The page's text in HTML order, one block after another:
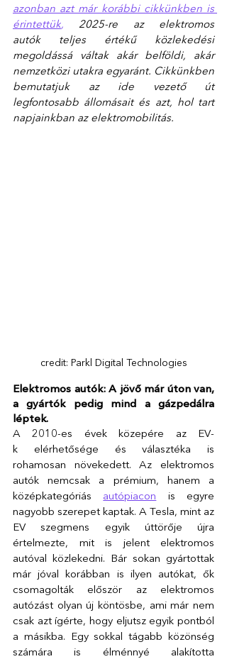
azonban azt már korábbi cikkünkben is
érintettük, 2025-re az elektromos
autók teljes értékű közlekedési
megoldássá váltak akár belföldi, akár
nemzetközi utakra egyaránt. Cikkünkben
bemutatjuk az ide vezető út
legfontosabb állomásait és azt, hol tart
napjainkban az elektromobilitás.
credit: Parkl Digital Technologies
Elektromos autók: A jövő már úton van,
a gyártók pedig mind a gázpedálra
léptek.
A 2010-es évek közepére az EV-
k elérhetősége és választéka is
rohamosan növekedett. Az elektromos
autók nemcsak a prémium, hanem a
középkategóriás autópiacon is egyre
nagyobb szerepet kaptak. A Tesla, mint az
EV szegmens egyik úttörője újra
értelmezte, mit is jelent elektromos
autóval közlekedni. Bár sokan gyártottak
már jóval korábban is ilyen autókat, ők
csomagolták először az elektromos
autózást olyan új köntösbe, ami már nem
csak azt ígérte, hogy eljutsz egyik pontból
a másikba. Egy sokkal tágabb közönség
számára is élménnyé alakította